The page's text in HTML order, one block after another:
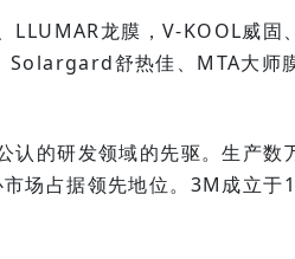
LLUMAR龙膜，V-KOOL威
舒热佳、MTA大师膜
认的研发领域的先驱。生产
场占据领先地位。3M成立